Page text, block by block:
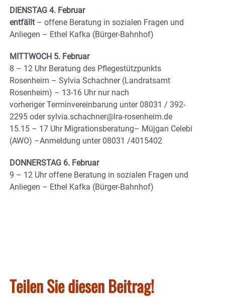
DIENSTAG 4. Februar
entfällt – offene Beratung in sozialen Fragen und
Anliegen – Ethel Kafka (Bürger-Bahnhof)
MITTWOCH 5. Februar
8 – 12 Uhr Beratung des Pflegestützpunkts
Rosenheim – Sylvia Schachner (Landratsamt
Rosenheim) – 13-16 Uhr nur nach
vorheriger Terminvereinbarung unter 08031 / 392-
2295 oder sylvia.schachner@lra-rosenheim.de
15.15 – 17 Uhr Migrationsberatung– Müjgan Celebi
(AWO) –Anmeldung unter 08031 /4015402
DONNERSTAG 6. Februar
9 – 12 Uhr offene Beratung in sozialen Fragen und
Anliegen – Ethel Kafka (Bürger-Bahnhof)
Teilen Sie diesen Beitrag!